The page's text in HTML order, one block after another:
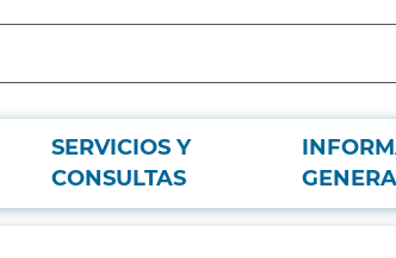
SERVICIOS Y
CONSULTAS
específicos del sistema del complemento,
sistémicas autoinmunes para el